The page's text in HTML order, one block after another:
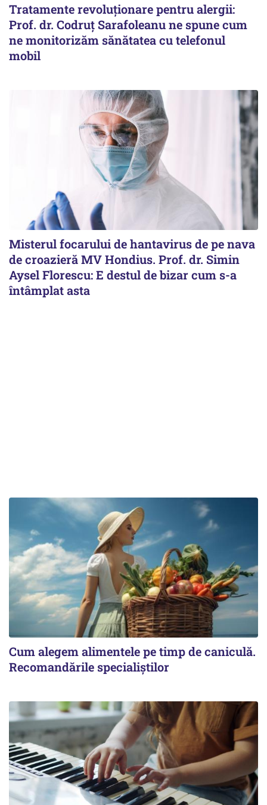
Tratamente revoluționare pentru alergii:
Prof. dr. Codruț Sarafoleanu ne spune cum
ne monitorizăm sănătatea cu telefonul
mobil
Misterul focarului de hantavirus de pe nava
de croazieră MV Hondius. Prof. dr. Simin
Aysel Florescu: E destul de bizar cum s-a
întâmplat asta
Cum alegem alimentele pe timp de caniculă.
Recomandările specialiștilor